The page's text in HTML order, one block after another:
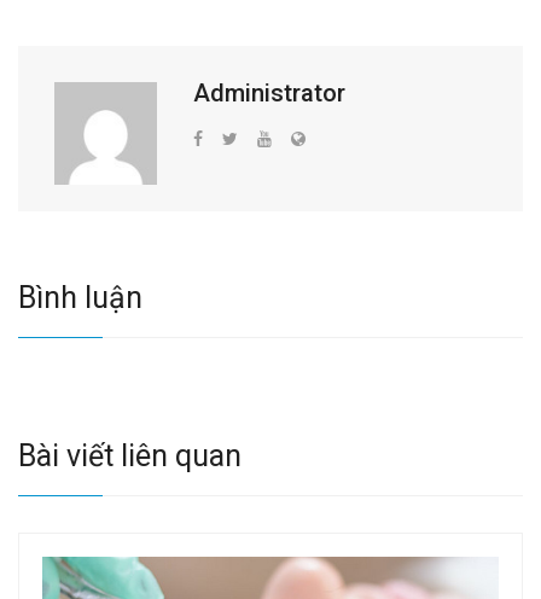
Administrator
Bình luận
Bài viết liên quan